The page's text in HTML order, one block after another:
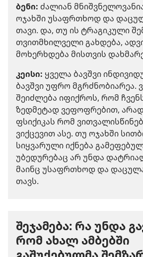
ბენი: ძალიან
ოჯახში უსაფრთხოდ და
თავი. და, თუ ის ტრაგიკული
თვითმხილველი გახდება,
მოხერხდება მისთვის
კეისი: ყველა ბავშვი
ბავშვი უფრო მგრძნობიარეა.
შეიძლება იფიქროს, რომ
ზედმეტად ვეფოფრებით,
ფსიქიკას რომ
ვიქცევით ასე. თუ ოჯახში
სიყვარული იქნება
უბედურებაც არ უნდა
მაინც უსაფრთხოდ და
თავს.
შეჯამება: რა უნდა
რომ ახალ ამბებში